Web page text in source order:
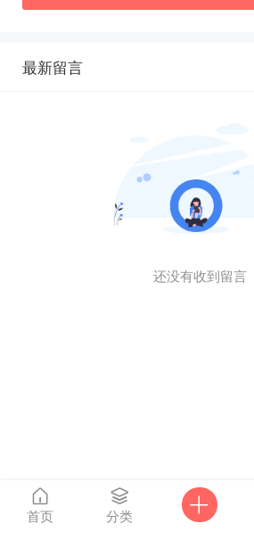
最新留言
还没有收到留言
首页 分类